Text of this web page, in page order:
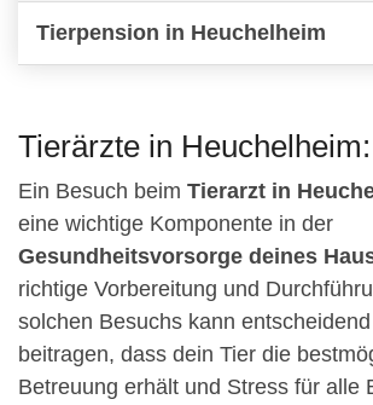
Tierpension in Heuchelheim
Tierärzte in
Ein Besuch beim Tierarzt in
eine wichtige Komponente in der
Gesundheitsvorsorge deines
richtige Vorbereitung und
solchen Besuchs kann
beitragen, dass dein Tier die
Betreuung erhält und Stress für alle